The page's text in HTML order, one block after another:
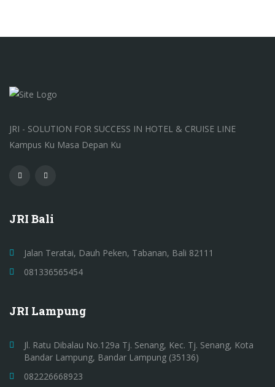
JRI - SOLUTION FOR SUCCESS IN HOTEL & CRUISE LINE
Kampus Ku Masa Depan Ku
JRI Bali
Jalan Teratai, Dauh Peken, Tabanan, Bali 82111
081336565454
JRI Lampung
Jl. Ratu Dibalau No.129a Tj. Senang, Kec. Tj. Senang, Kota
Bandar Lampung, Bandar Lampung (35136)
082226668923